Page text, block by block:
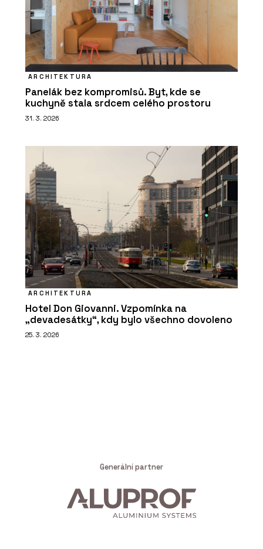
ARCHITEKTURA
Panelák bez kompromisů. Byt, kde se
kuchyně stala srdcem celého prostoru
31. 3. 2026
ARCHITEKTURA
Hotel Don Giovanni. Vzpomínka na
„devadesátky“, kdy bylo všechno dovoleno
25. 3. 2026
Generální partner